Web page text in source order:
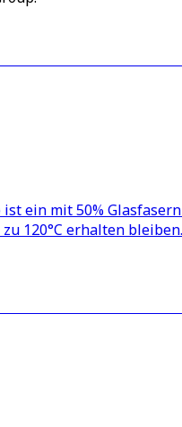
ist ein mit 50%
120°C erhalten